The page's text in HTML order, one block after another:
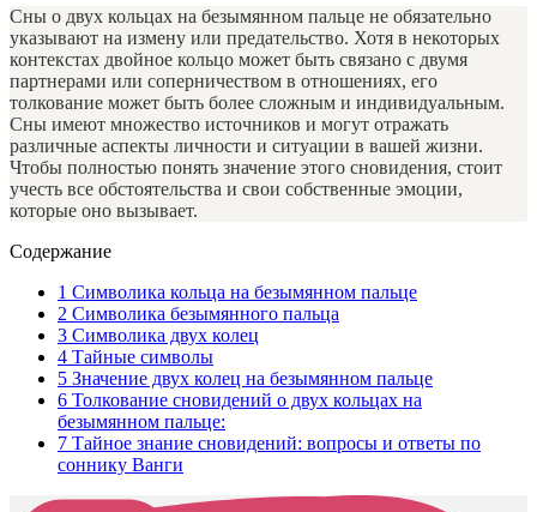
Сны о двух кольцах на безымянном пальце не обязательно
указывают на измену или предательство. Хотя в некоторых
контекстах двойное кольцо может быть связано с двумя
партнерами или соперничеством в отношениях, его
толкование может быть более сложным и индивидуальным.
Сны имеют множество источников и могут отражать
различные аспекты личности и ситуации в вашей жизни.
Чтобы полностью понять значение этого сновидения, стоит
учесть все обстоятельства и свои собственные эмоции,
которые оно вызывает.
Содержание
1 Символика кольца на безымянном пальце
2 Символика безымянного пальца
3 Символика двух колец
4 Тайные символы
5 Значение двух колец на безымянном пальце
6 Толкование сновидений о двух кольцах на
безымянном пальце:
7 Тайное знание сновидений: вопросы и ответы по
соннику Ванги